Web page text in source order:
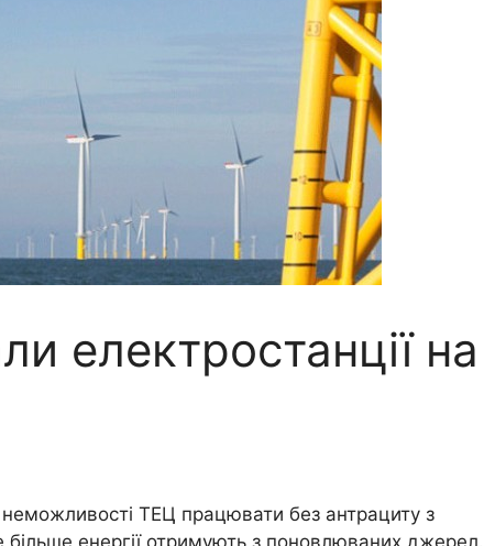
електростанції на
ТЕЦ працювати без антрациту з